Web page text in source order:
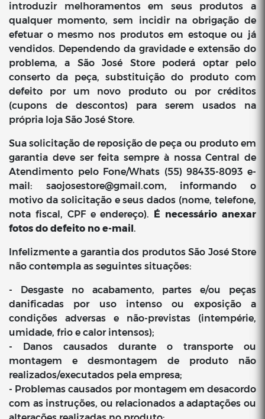
introduzir melhoramentos em seus produtos a
qualquer momento, sem incidir na obrigação de
efetuar o mesmo nos produtos em estoque ou já
vendidos. Dependendo da gravidade e extensão do
problema, a São José Store poderá optar pelo
conserto da peça, substituição do produto com
defeito por um novo produto ou por créditos
(cupons de descontos) para serem usados na
própria loja São José Store.
Sua solicitação de reposição de peça ou produto em
garantia deve ser feita sempre à nossa Central de
Atendimento pelo Fone/Whats (55) 98435-8093 e-
mail: saojosestore@gmail.com, informando o
motivo da solicitação e seus dados (nome, telefone,
nota fiscal, CPF e endereço). É necessário anexar
fotos do defeito no e-mail.
Infelizmente a garantia dos produtos São José Store
não contempla as seguintes situações:
- Desgaste no acabamento, partes e/ou peças
danificadas por uso intenso ou exposição a
condições adversas e não-previstas (intempérie,
umidade, frio e calor intensos);
- Danos causados durante o transporte ou
montagem e desmontagem de produto não
realizados/executados pela empresa;
- Problemas causados por montagem em desacordo
com as instruções, ou relacionados a adaptações ou